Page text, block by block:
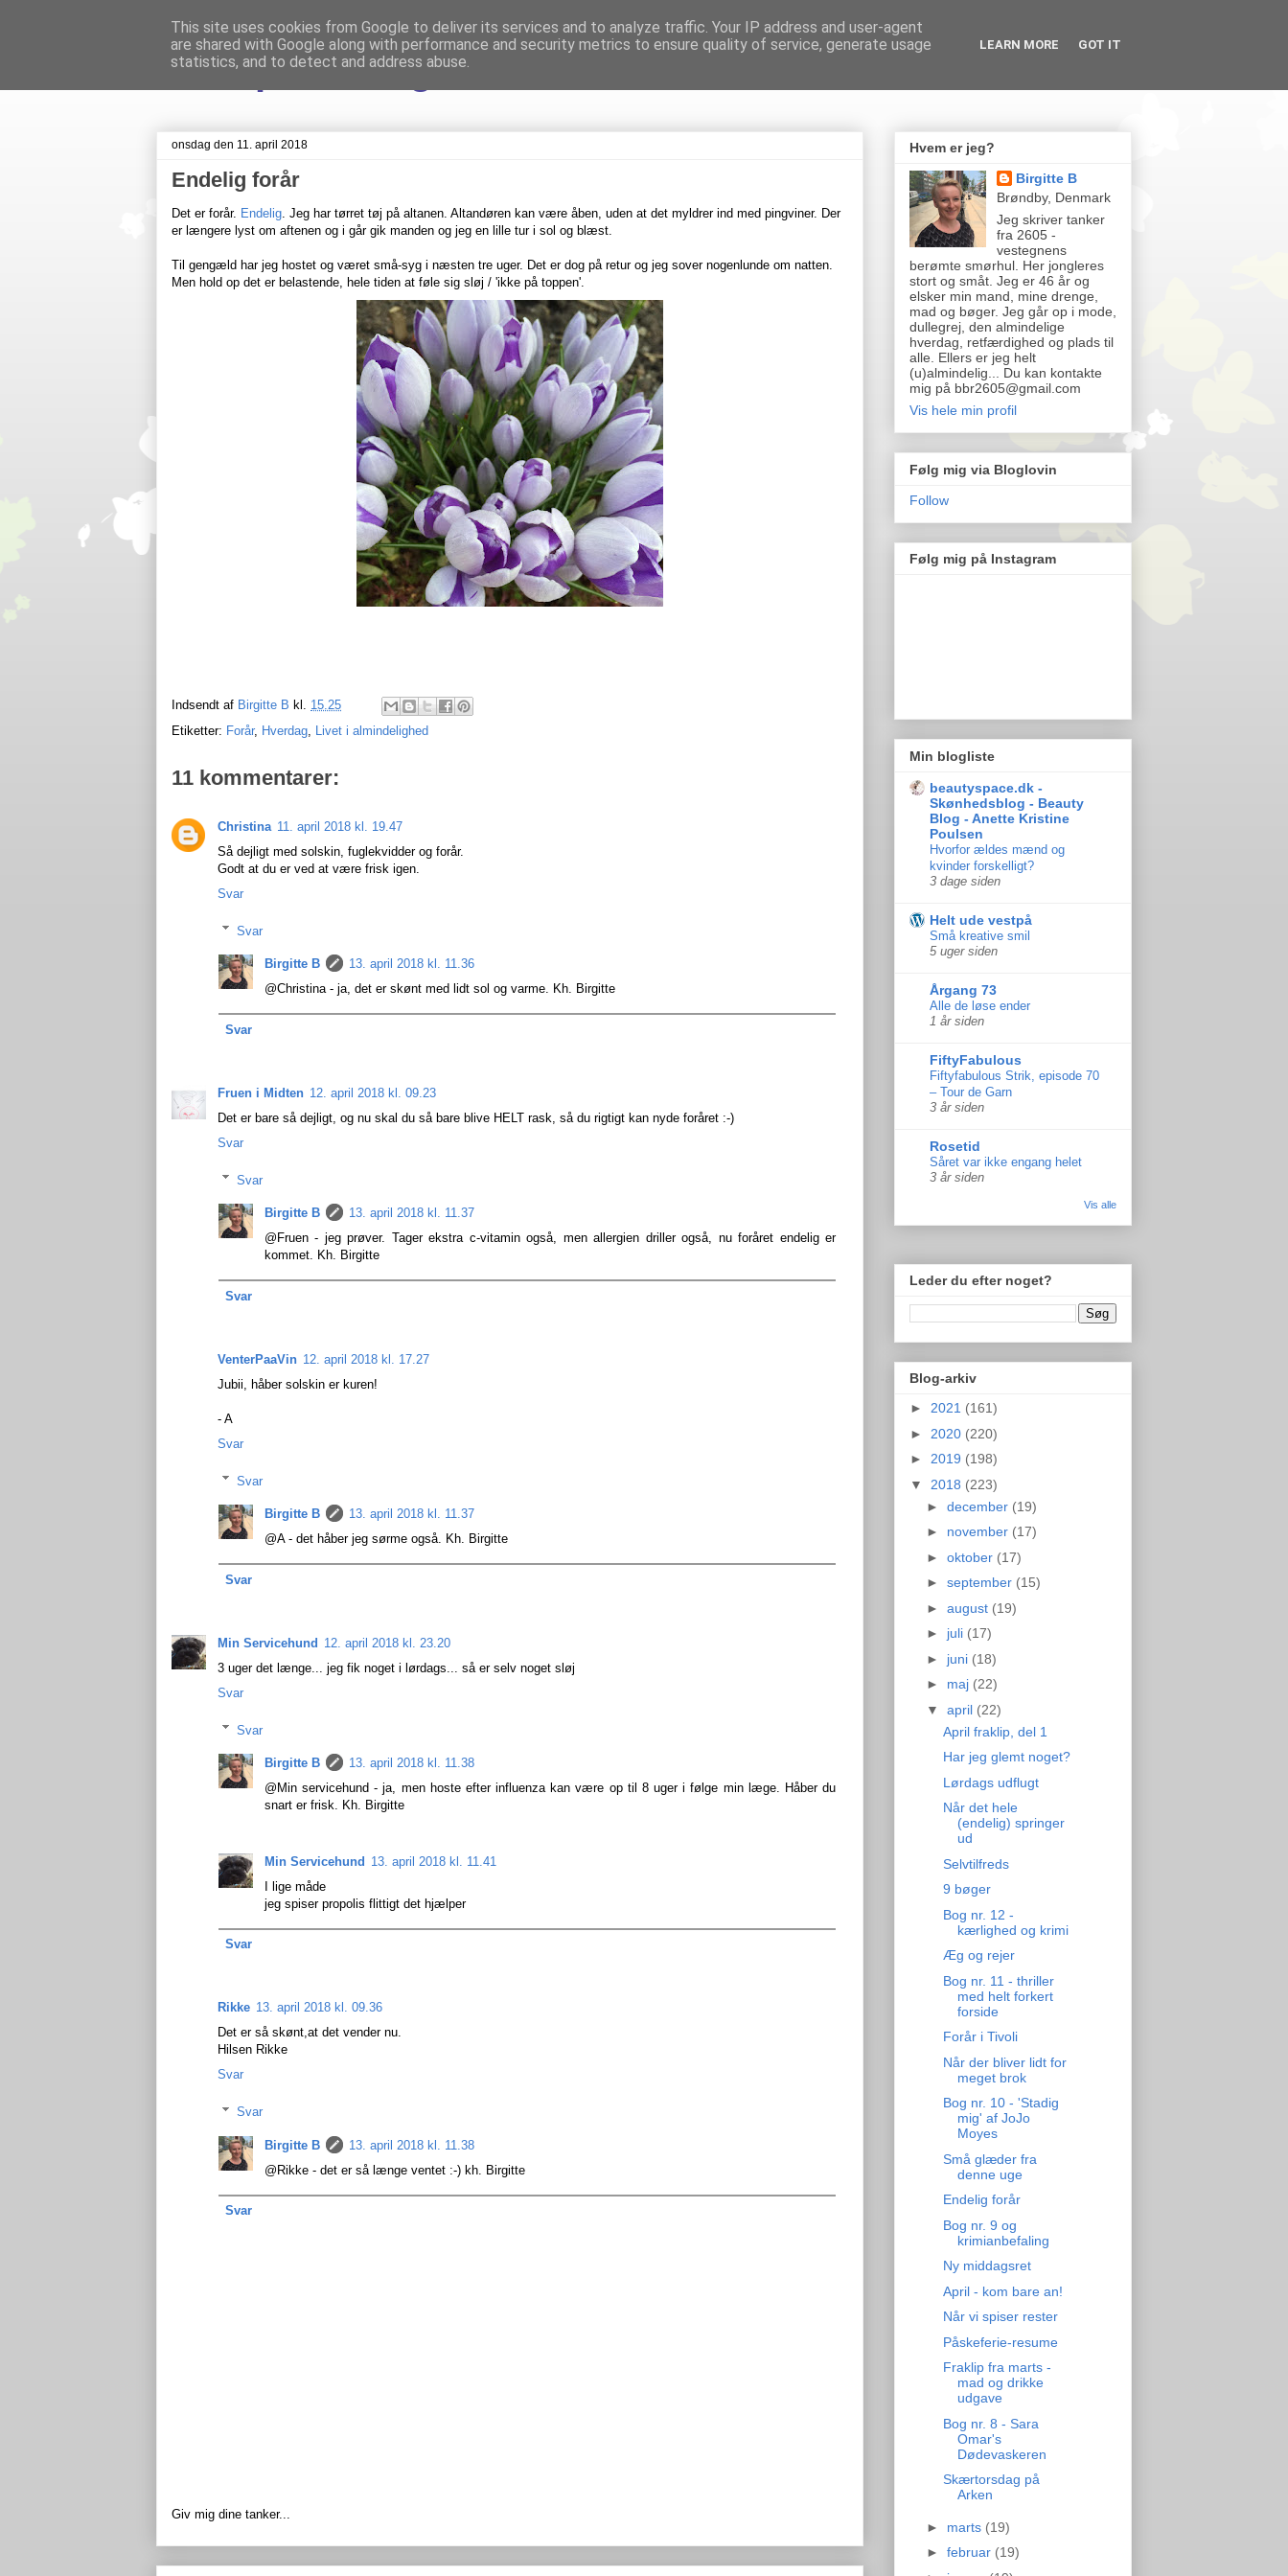
Livet på Vestegnen
onsdag den 11. april 2018
Endelig forår
Det er forår. Endelig. Jeg har tørret tøj på altanen. Altandøren kan være åben, uden at det myldrer ind med pingviner. Der
er længere lyst om aftenen og i går gik manden og jeg en lille tur i sol og blæst.
Til gengæld har jeg hostet og været små-syg i næsten tre uger. Det er dog på retur og jeg sover nogenlunde om natten.
Men hold op det er belastende, hele tiden at føle sig sløj / 'ikke på toppen'.
Indsendt af Birgitte B kl. 15.25
Etiketter: Forår, Hverdag, Livet i almindelighed
11 kommentarer:
Christina 11. april 2018 kl. 19.47
Så dejligt med solskin, fuglekvidder og forår.
Godt at du er ved at være frisk igen.
Svar
Svar
Birgitte B
13. april 2018 kl. 11.36
@Christina - ja, det er skønt med lidt sol og varme. Kh. Birgitte
Svar
Fruen i Midten 12. april 2018 kl. 09.23
Det er bare så dejligt, og nu skal du så bare blive HELT rask, så du rigtigt kan nyde foråret :-)
Svar
Svar
Birgitte B
13. april 2018 kl. 11.37
@Fruen - jeg prøver. Tager ekstra c-vitamin også, men allergien driller også, nu foråret endelig er
kommet. Kh. Birgitte
Svar
VenterPaaVin 12. april 2018 kl. 17.27
Jubii, håber solskin er kuren!
- A
Svar
Svar
Birgitte B
13. april 2018 kl. 11.37
@A - det håber jeg sørme også. Kh. Birgitte
Svar
Min Servicehund 12. april 2018 kl. 23.20
3 uger det længe... jeg fik noget i lørdags... så er selv noget sløj
Svar
Svar
Birgitte B
13. april 2018 kl. 11.38
@Min servicehund - ja, men hoste efter influenza kan være op til 8 uger i følge min læge. Håber du
snart er frisk. Kh. Birgitte
Min Servicehund 13. april 2018 kl. 11.41
I lige måde
jeg spiser propolis flittigt det hjælper
Svar
Rikke 13. april 2018 kl. 09.36
Det er så skønt,at det vender nu.
Hilsen Rikke
Svar
Svar
Birgitte B
13. april 2018 kl. 11.38
@Rikke - det er så længe ventet :-) kh. Birgitte
Svar
Giv mig dine tanker...
Hvem er jeg?
Birgitte B
Brøndby, Denmark
Jeg skriver tanker
fra 2605 -
vestegnens
berømte smørhul. Her jongleres
stort og småt. Jeg er 46 år og
elsker min mand, mine drenge,
mad og bøger. Jeg går op i mode,
dullegrej, den almindelige
hverdag, retfærdighed og plads til
alle. Ellers er jeg helt
(u)almindelig... Du kan kontakte
mig på bbr2605@gmail.com
Vis hele min profil
Følg mig via Bloglovin
Follow
Følg mig på Instagram
Min blogliste
beautyspace.dk -
Skønhedsblog - Beauty
Blog - Anette Kristine
Poulsen
Hvorfor ældes mænd og
kvinder forskelligt?
3 dage siden
Helt ude vestpå
Små kreative smil
5 uger siden
Årgang 73
Alle de løse ender
1 år siden
FiftyFabulous
Fiftyfabulous Strik, episode 70
– Tour de Garn
3 år siden
Rosetid
Såret var ikke engang helet
3 år siden
Vis alle
Leder du efter noget?
Blog-arkiv
► 2021 (161)
► 2020 (220)
► 2019 (198)
▼ 2018 (223)
► december (19)
► november (17)
► oktober (17)
► september (15)
► august (19)
► juli (17)
► juni (18)
► maj (22)
▼ april (22)
April fraklip, del 1
Har jeg glemt noget?
Lørdags udflugt
Når det hele
(endelig) springer
ud
Selvtilfreds
9 bøger
Bog nr. 12 -
kærlighed og krimi
Æg og rejer
Bog nr. 11 - thriller
med helt forkert
forside
Forår i Tivoli
Når der bliver lidt for
meget brok
Bog nr. 10 - 'Stadig
mig' af JoJo
Moyes
Små glæder fra
denne uge
Endelig forår
Bog nr. 9 og
krimianbefaling
Ny middagsret
April - kom bare an!
Når vi spiser rester
Påskeferie-resume
Fraklip fra marts -
mad og drikke
udgave
Bog nr. 8 - Sara
Omar's
Dødevaskeren
Skærtorsdag på
Arken
► marts (19)
► februar (19)
This site uses cookies from Google to deliver its services and to analyze traffic. Your IP address and user-agent
are shared with Google along with performance and security metrics to ensure quality of service, generate usage
statistics, and to detect and address abuse.
LEARN MORE GOT IT